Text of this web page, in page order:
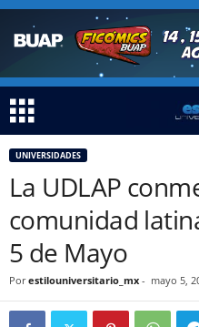
UNIVERSIDADES
La UDLAP
comunidad
5 de Mayo
Por estilouniversitario_mx - mayo 5,